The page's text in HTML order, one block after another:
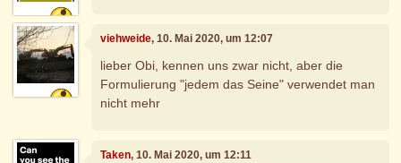
viehweide, 10. Mai 2020, um 12:07
lieber Obi, kennen uns zwar nicht, aber die
Formulierung "jedem das Seine" verwendet man
nicht mehr
Taken, 10. Mai 2020, um 12:11